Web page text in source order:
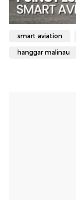
smart aviation
hanggar malinau